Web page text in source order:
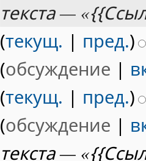
текста —
(текущ. | пред.)
(обсуждение |
(текущ. | пред.)
(обсуждение |
текста —